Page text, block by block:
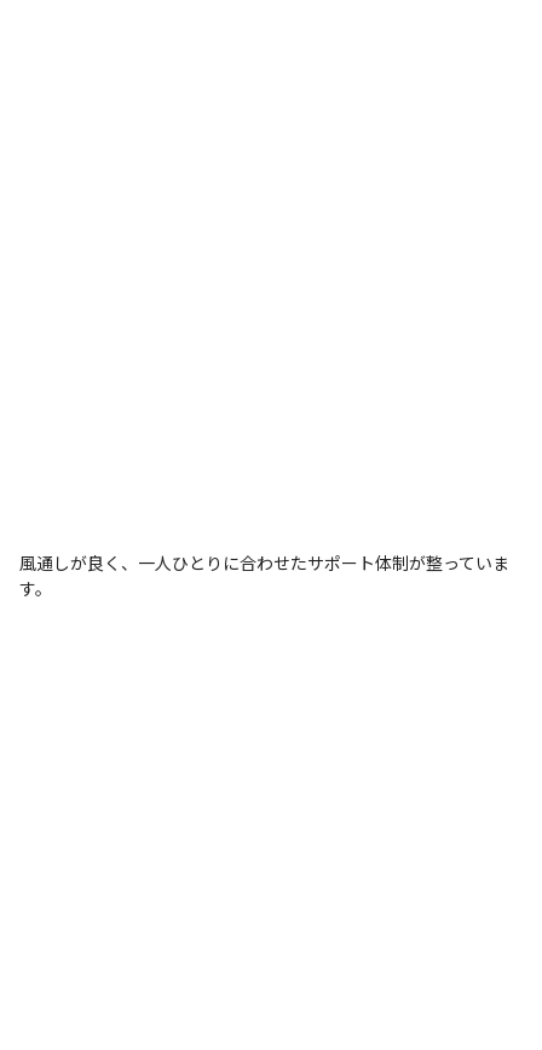
風通しが良く、一人ひとりに合わせたサポート体制が整っていま
す。